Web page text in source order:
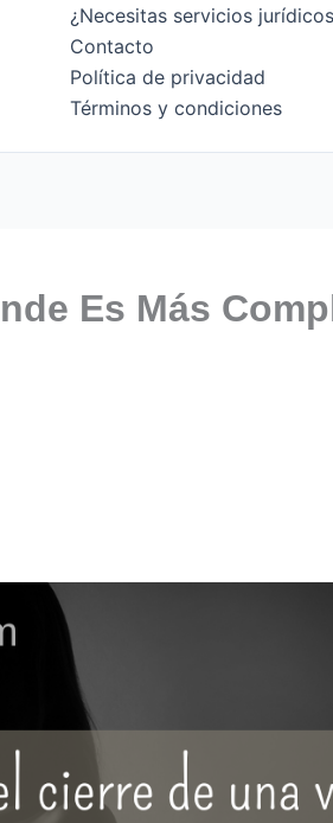
¿Necesitas servicios
Contacto
Política de privacidad
Términos y condiciones
Es Más